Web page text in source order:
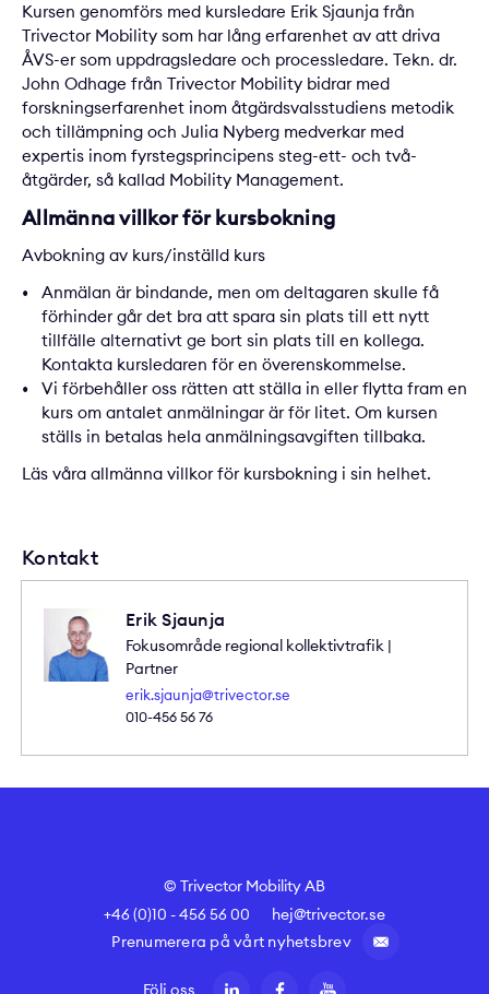
Kontakt
Erik Sjaunja
Fokusområde regional kollektivtrafik |
Partner
erik.sjaunja@trivector.se
010-456 56 76
Kursen genomförs med kursledare Erik Sjaunja från
Trivector Mobility som har lång erfarenhet av att driva
ÅVS-er som uppdragsledare och processledare. Tekn. dr.
John Odhage från Trivector Mobility bidrar med
forskningserfarenhet inom åtgärdsvalsstudiens metodik
och tillämpning och Julia Nyberg medverkar med
expertis inom fyrstegsprincipens steg-ett- och två-
åtgärder, så kallad Mobility Management.
Allmänna villkor för kursbokning
Avbokning av kurs/inställd kurs
Anmälan är bindande, men om deltagaren skulle få
förhinder går det bra att spara sin plats till ett nytt
tillfälle alternativt ge bort sin plats till en kollega.
Kontakta kursledaren för en överenskommelse.
Vi förbehåller oss rätten att ställa in eller flytta fram en
kurs om antalet anmälningar är för litet. Om kursen
ställs in betalas hela anmälningsavgiften tillbaka.
Läs våra allmänna villkor för kursbokning i sin helhet.
© Trivector Mobility AB
+46 (0)10 - 456 56 00
hej@trivector.se
Prenumerera på vårt nyhetsbrev
Följ oss